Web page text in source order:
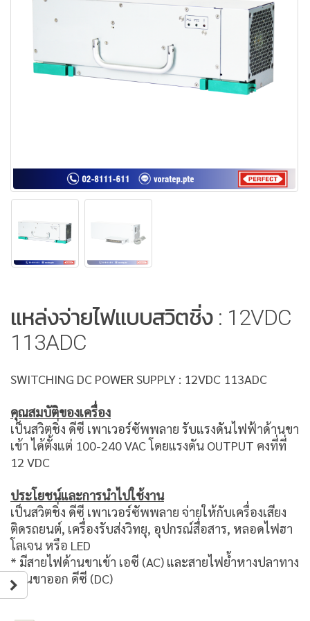
แหล่งจ่ายไฟแบบสวิตชิ่ง : 12VDC
113ADC
SWITCHING DC POWER SUPPLY : 12VDC 113ADC
คุณสมบัติของเครื่อง
เป็นสวิตชิ่ง ดีซี เพาเวอร์ซัพพลาย รับแรงดันไฟฟ้าด้านขา
เข้า ได้ตั้งแต่ 100-240 VAC โดยแรงดัน OUTPUT คงที่ที่
12 VDC
ประโยชน์และการนำไปใช้งาน
เป็นสวิตชิ่ง ดีซี เพาเวอร์ซัพพลาย จ่ายให้กับเครื่องเสียง
ติดรถยนต์, เครื่องรับส่งวิทยุ, อุปกรณ์สื่อสาร, หลอดไฟฮา
โลเจน หรือ LED
* มีสายไฟด้านขาเข้า เอซี (AC) และสายไฟย้ำหางปลาทาง
ด้านขาออก ดีซี (DC)